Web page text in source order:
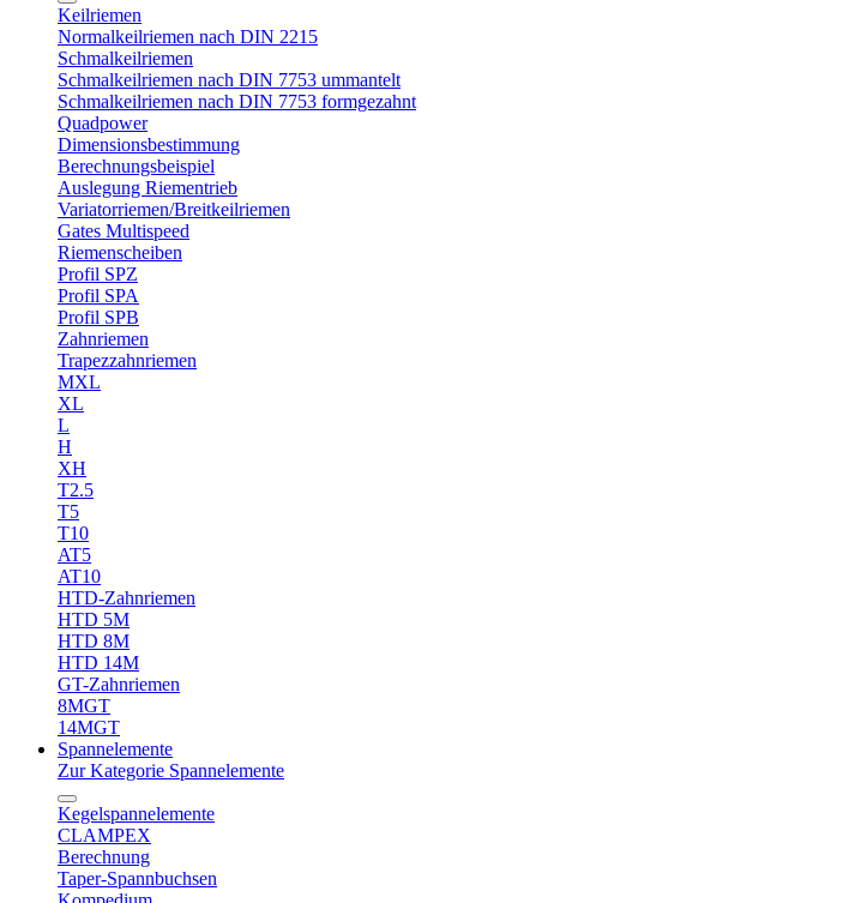
Keilriemen
Normalkeilriemen nach DIN 2215
Schmalkeilriemen
Schmalkeilriemen nach DIN 7753 ummantelt
Schmalkeilriemen nach DIN 7753 formgezahnt
Quadpower
Dimensionsbestimmung
Berechnungsbeispiel
Auslegung Riementrieb
Variatorriemen/Breitkeilriemen
Gates Multispeed
Riemenscheiben
Profil SPZ
Profil SPA
Profil SPB
Zahnriemen
Trapezzahnriemen
MXL
XL
L
H
XH
T2.5
T5
T10
AT5
AT10
HTD-Zahnriemen
HTD 5M
HTD 8M
HTD 14M
GT-Zahnriemen
8MGT
14MGT
Spannelemente
Zur Kategorie Spannelemente
Kegelspannelemente
CLAMPEX
Berechnung
Taper-Spannbuchsen